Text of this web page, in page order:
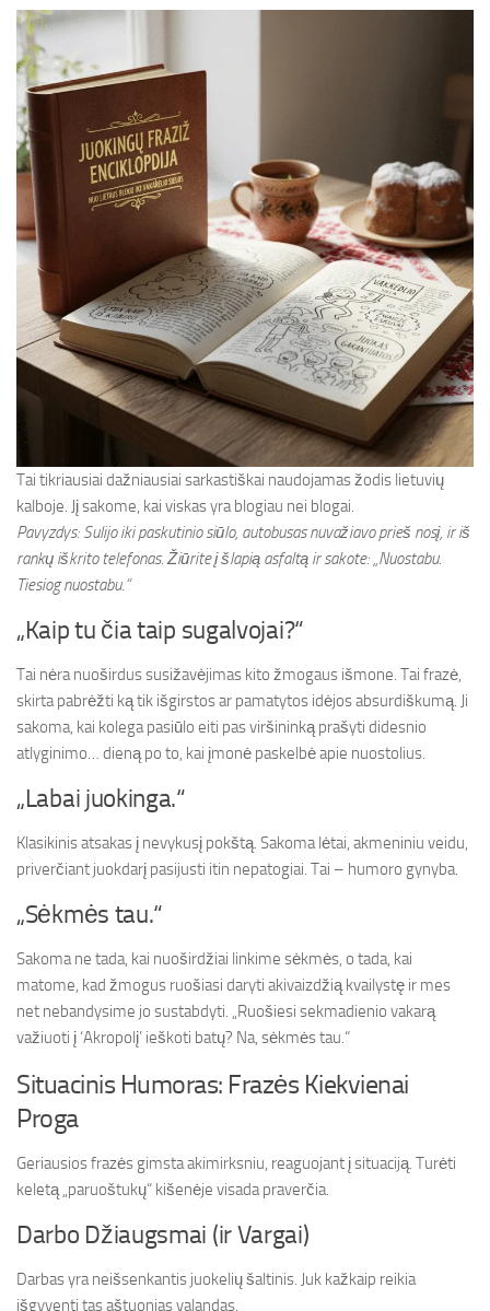
Tai tikriausiai dažniausiai sarkastiškai naudojamas žodis lietuvių
kalboje. Jį sakome, kai viskas yra blogiau nei blogai.
Pavyzdys: Sulijo iki paskutinio siūlo, autobusas nuvažiavo prieš nosį, ir iš
rankų iškrito telefonas. Žiūrite į šlapią asfaltą ir sakote: „Nuostabu.
Tiesiog nuostabu.“
„Kaip tu čia taip sugalvojai?“
Tai nėra nuoširdus susižavėjimas kito žmogaus išmone. Tai frazė,
skirta pabrėžti ką tik išgirstos ar pamatytos idėjos absurdiškumą. Ji
sakoma, kai kolega pasiūlo eiti pas viršininką prašyti didesnio
atlyginimo… dieną po to, kai įmonė paskelbė apie nuostolius.
„Labai juokinga.“
Klasikinis atsakas į nevykusį pokštą. Sakoma lėtai, akmeniniu veidu,
priverčiant juokdarį pasijusti itin nepatogiai. Tai – humoro gynyba.
„Sėkmės tau.“
Sakoma ne tada, kai nuoširdžiai linkime sėkmės, o tada, kai
matome, kad žmogus ruošiasi daryti akivaizdžią kvailystę ir mes
net nebandysime jo sustabdyti. „Ruošiesi sekmadienio vakarą
važiuoti į ‘Akropolį’ ieškoti batų? Na, sėkmės tau.“
Situacinis Humoras: Frazės Kiekvienai
Proga
Geriausios frazės gimsta akimirksniu, reaguojant į situaciją. Turėti
keletą „paruoštukų“ kišenėje visada praverčia.
Darbo Džiaugsmai (ir Vargai)
Darbas yra neišsenkantis juokelių šaltinis. Juk kažkaip reikia
išgyventi tas aštuonias valandas.